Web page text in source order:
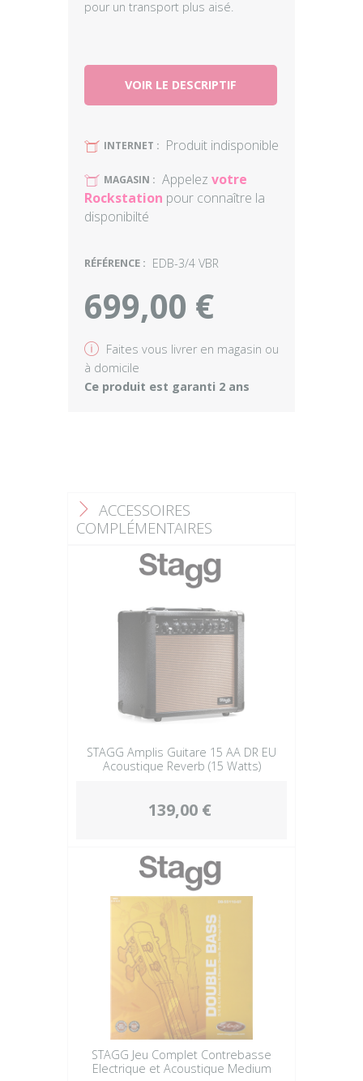
pour un transport plus aisé.
VOIR LE DESCRIPTIF
U INTERNET : Produit indisponible
U MAGASIN : Appelez votre
Rockstation pour connaître la
disponibilté
RÉFÉRENCE : EDB-3/4 VBR
699,00 €
v Faites vous livrer en magasin ou
à domicile
Ce produit est garanti 2 ans
F ACCESSOIRES
COMPLÉMENTAIRES
STAGG Amplis Guitare 15 AA DR EU
Acoustique Reverb (15 Watts)
139,00 €
STAGG Jeu Complet Contrebasse
Electrique et Acoustique Medium